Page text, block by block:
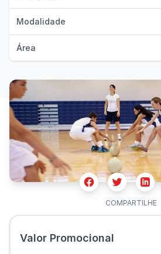
Modalidade
Área
FacebookTwitter
COMPARTILHE
Valor Promocional